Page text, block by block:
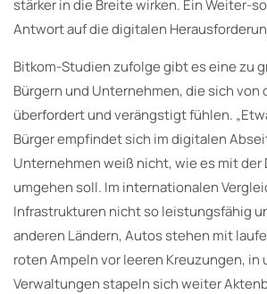
stärker in die Breite wirken. Ein Weiter-
Antwort auf die digitalen
Bitkom-Studien zufolge gibt es eine zu
Bürgern und Unternehmen, die sich von
überfordert und verängstigt fühlen.
Bürger empfindet sich im digitalen
Unternehmen weiß nicht, wie es mit der
umgehen soll. Im internationalen
Infrastrukturen nicht so leistungsfähig
anderen Ländern, Autos stehen mit
roten Ampeln vor leeren Kreuzungen, in
Verwaltungen stapeln sich weiter